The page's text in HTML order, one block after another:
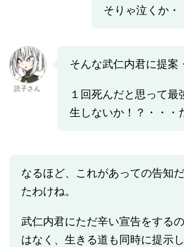
そりゃ泣くか・
読子さん
そんな武仁内君に提案
１回死んだと思って最
生しないか！？・・・
なるほど、これがあっての告知
たわけね。
武仁内君にただ辛い宣告をする
はなく、生きる道も同時に提示